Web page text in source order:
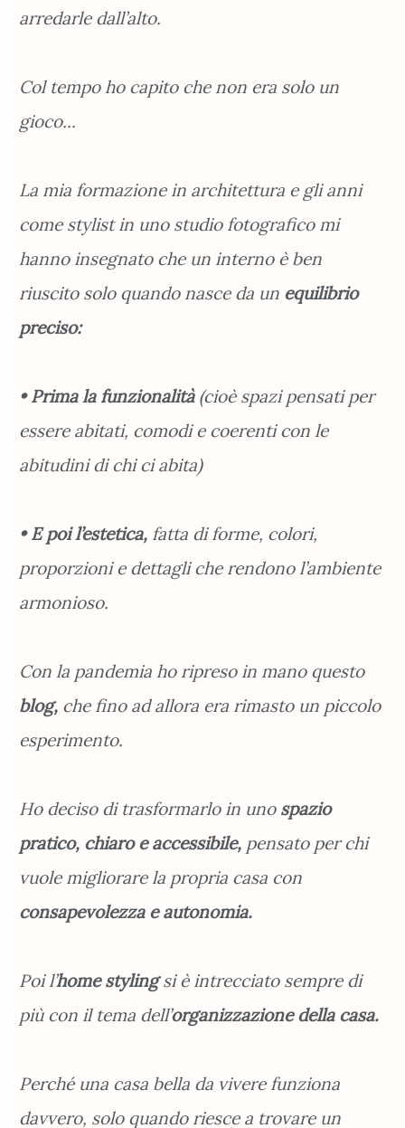
arredarle dall’alto.
Col tempo ho capito che non era solo un
gioco...
La mia formazione in architettura e gli anni
come stylist in uno studio fotografico mi
hanno insegnato che un interno è ben
riuscito solo quando nasce da un equilibrio
preciso:
• Prima la funzionalità(cioè spazi pensati per
essere abitati, comodi e coerenti con le
abitudini di chi ci abita)
• E poi l’estetica, fatta di forme, colori,
proporzioni e dettagli che rendono l’ambiente
armonioso.
Con la pandemia ho ripreso in mano questo
blog, che fino ad allora era rimasto un piccolo
esperimento.
Ho deciso di trasformarlo in unospazio
pratico, chiaro e accessibile, pensato per chi
vuole migliorare la propria casa con
consapevolezza e autonomia.
Poi l’home stylingsi è intrecciato sempre di
più con il tema dell’organizzazione della casa.
Perché una casa bella da vivere funziona
davvero, solo quando riesce a trovare un